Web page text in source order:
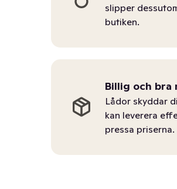
slipper
butiken.
Billig och bra
Lådor skyddar
kan leverera
pressa priserna.